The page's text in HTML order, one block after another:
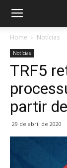
Home Notícias
Notícias
TRF5
partir
29 de abril de 2020